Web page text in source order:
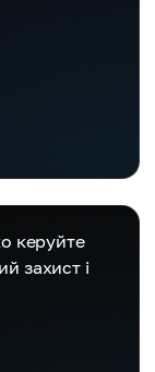
керуйте
захист і